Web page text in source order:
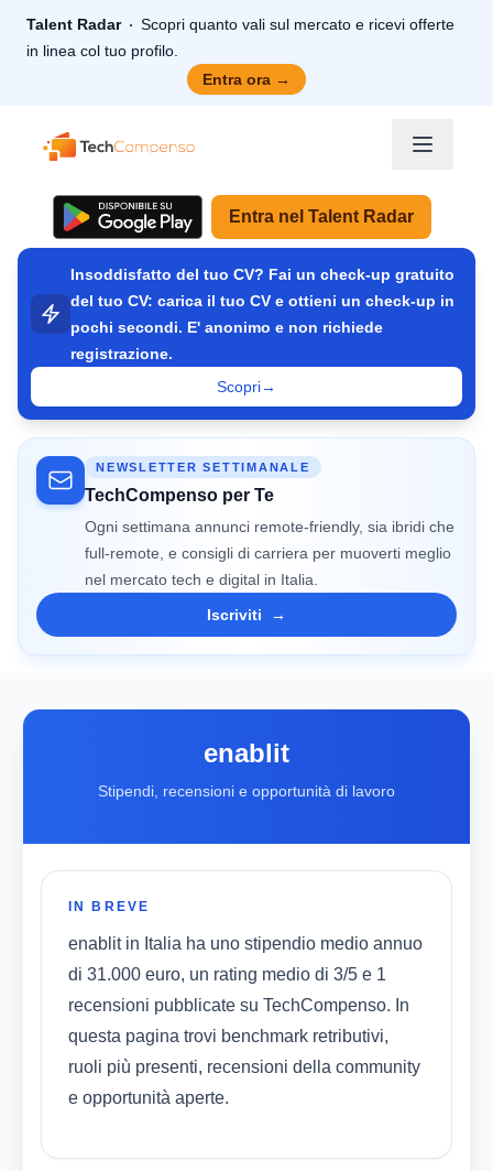
Talent Radar
Scopri quanto vali sul mercato e ricevi offerte
in linea col tuo profilo.
Entra ora →
TechCompenso
Entra nel Talent Radar
Insoddisfatto del tuo CV? Fai un check-up gratuito
del tuo CV: carica il tuo CV e ottieni un check-up in
pochi secondi. E' anonimo e non richiede
registrazione.
Scopri→
NEWSLETTER SETTIMANALE
TechCompenso per Te
Ogni settimana annunci remote-friendly, sia ibridi che
full-remote, e consigli di carriera per muoverti meglio
nel mercato tech e digital in Italia.
Iscriviti
→
enablit
Stipendi, recensioni e opportunità di lavoro
IN BREVE
enablit in Italia ha uno stipendio medio annuo
di 31.000 euro, un rating medio di 3/5 e 1
recensioni pubblicate su TechCompenso. In
questa pagina trovi benchmark retributivi,
ruoli più presenti, recensioni della community
e opportunità aperte.